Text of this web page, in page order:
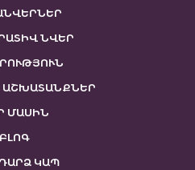
ՆՎԵՐ
ԱՇԽԱՏԱՆՔՆԵՐ
ՄԱՍԻՆ
ԲԼՈԳ
ԿԱՊ